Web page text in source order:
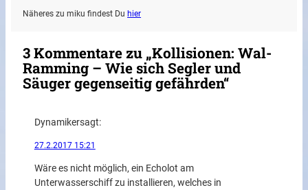
Näheres zu miku findest Du hier
3 Kommentare zu „Kollisionen: Wal-
Ramming – Wie sich Segler und
Säuger gegenseitig gefährden“
Dynamikersagt:
27.2.2017 15:21
Wäre es nicht möglich, ein Echolot am
Unterwasserschiff zu installieren, welches in